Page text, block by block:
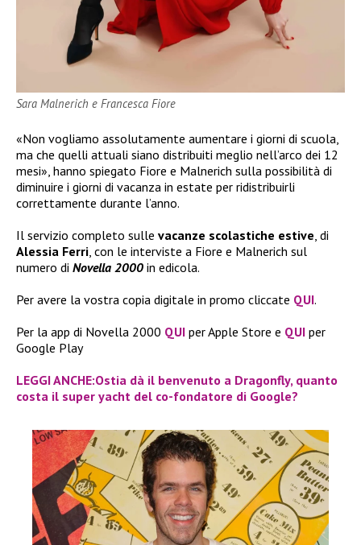
Sara Malnerich e Francesca Fiore
«Non vogliamo assolutamente aumentare i giorni di scuola,
ma che quelli attuali siano distribuiti meglio nell’arco dei 12
mesi», hanno spiegato Fiore e Malnerich sulla possibilità di
diminuire i giorni di vacanza in estate per ridistribuirli
correttamente durante l’anno.
Il servizio completo sulle vacanze scolastiche estive, di
Alessia Ferri, con le interviste a Fiore e Malnerich sul
numero di Novella 2000 in edicola.
Per avere la vostra copia digitale in promo cliccate QUI.
Per la app di Novella 2000 QUI per Apple Store e QUI per
Google Play
LEGGI ANCHE:Ostia dà il benvenuto a Dragonfly, quanto
costa il super yacht del co-fondatore di Google?